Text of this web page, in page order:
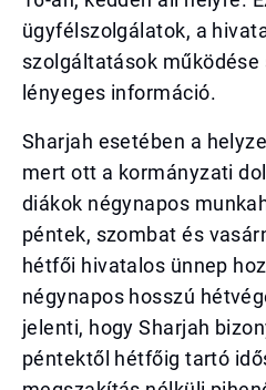
ügyfélszolgálatok, a
szolgáltatások
lényeges információ.
Sharjah esetében a
mert ott a kormányzati
diákok négynapos
péntek, szombat és
hétfői hivatalos ünnep
négynapos hosszú
jelenti, hogy Sharjah
péntektől hétfőig tartó